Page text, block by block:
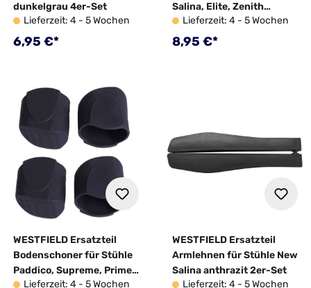
dunkelgrau 4er-Set
Lieferzeit: 4 - 5 Wochen
Regulärer Preis:
6,95 €*
Salina, Elite, Zenith
anthrazit 4er-Set
Lieferzeit: 4 - 5 Wochen
Regulärer Preis:
8,95 €*
WESTFIELD Ersatzteil
Bodenschoner für Stühle
Paddico, Supreme, Prime,
Pioneer blau 4er-Set
Lieferzeit: 4 - 5 Wochen
WESTFIELD Ersatzteil
Armlehnen für Stühle New
Salina anthrazit 2er-Set
Lieferzeit: 4 - 5 Wochen